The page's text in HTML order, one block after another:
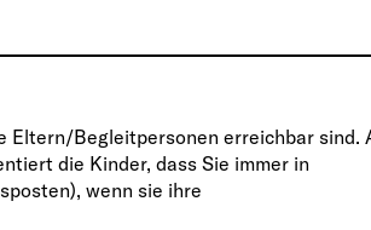
Eltern/Begleitpersonen erreichbar sind.
die Kinder, dass Sie immer in
wenn sie ihre